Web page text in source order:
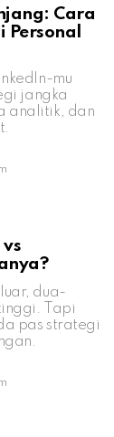
Cara
Personal
mu
jangka
analitik, dan
vs
dua-
Tapi
pas strategi